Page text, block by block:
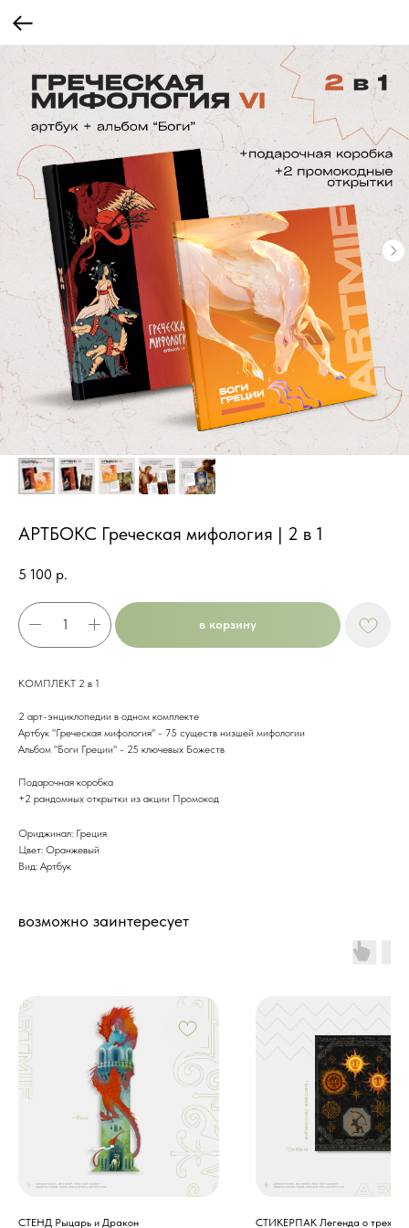
АРТБОКС Греческая мифология | 2 в 1
5 100 р.
в корзину
КОМПЛЕКТ 2 в 1
2 арт-энциклопедии в одном комплекте
Артбук "Греческая мифология" - 75 существ низшей мифологии
Альбом "Боги Греции" - 25 ключевых Божеств
Подарочная коробка
+2 рандомных открытки из акции Промокод
Ориджинал: Греция
Цвет: Оранжевый
Вид: Артбук
возможно заинтересует
СТЕНД Рыцарь и Дракон СТИКЕРПАК Легенда о трех